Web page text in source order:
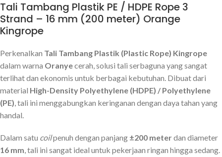
Tali Tambang Plastik PE / HDPE Rope 3
Strand – 16 mm (200 meter) Orange
Kingrope
Perkenalkan Tali Tambang Plastik (Plastic Rope) Kingrope
dalam warna Oranyecerah, solusi tali serbaguna yang sangat
terlihat dan ekonomis untuk berbagai kebutuhan. Dibuat dari
material High-Density Polyethylene (HDPE) / Polyethylene
(PE), tali ini menggabungkan keringanan dengan daya tahan yang
handal.
Dalam satu coilpenuh dengan panjang ±200 meterdan diameter
16 mm, tali ini sangat ideal untuk pekerjaan ringan hingga sedang.